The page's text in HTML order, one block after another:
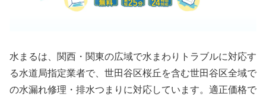
水まるは、関西・関東の広域で水まわりトラブルに対応す
る水道局指定業者で、世田谷区桜丘を含む世田谷区全域で
の水漏れ修理・排水つまりに対応しています。適正価格で